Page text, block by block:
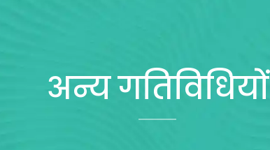
अन्य गतिविधियों